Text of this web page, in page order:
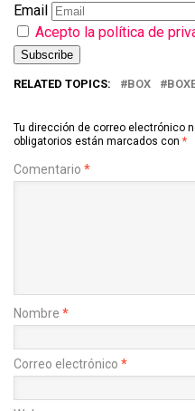
Email
Acepto la política de
RELATED TOPICS: BOX
Tu dirección de correo electrónico
obligatorios están marcados con *
Comentario *
Nombre *
Correo electrónico *